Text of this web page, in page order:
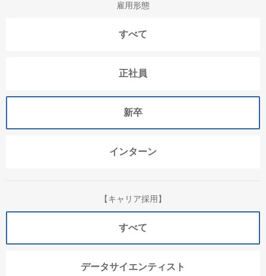
雇用形態
すべて
正社員
新卒
インターン
【キャリア採用】
すべて
データサイエンティスト